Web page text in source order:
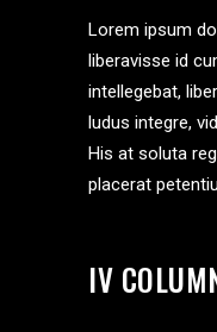
Lorem ipsum
liberavisse id
intellegebat,
ludus integre,
His at soluta
placerat
IV